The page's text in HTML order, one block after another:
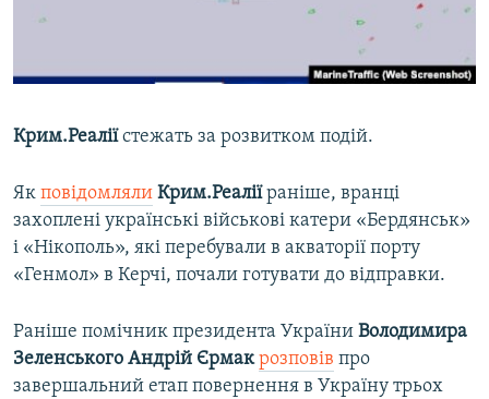
Крим.Реаліїстежать за розвитком подій.
Як повідомляли Крим.Реаліїраніше, вранці
захоплені українські військові катери «Бердянськ»
і «Нікополь», які перебували в акваторії порту
«Генмол» в Керчі, почали готувати до відправки.
Раніше помічник президента України Володимира
Зеленського Андрій Єрмак розповів про
завершальний етап повернення в Україну трьох